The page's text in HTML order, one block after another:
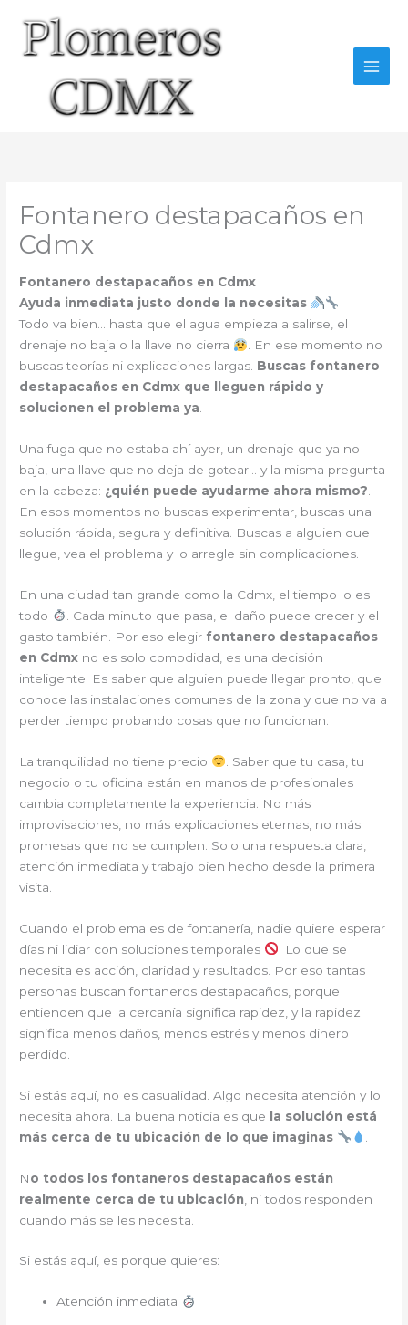
contenido
Fontanero destapacaños en
Cdmx
Fontanero destapacaños en Cdmx
Ayuda inmediata justo donde la necesitas
Todo va bien… hasta que el agua empieza a salirse, el
drenaje no baja o la llave no cierra
. En ese momento no
buscas teorías ni explicaciones largas. Buscas fontanero
destapacaños en Cdmx que lleguen rápido y
solucionen el problema ya.
Una fuga que no estaba ahí ayer, un drenaje que ya no
baja, una llave que no deja de gotear… y la misma pregunta
en la cabeza: ¿quién puede ayudarme ahora mismo?
En esos momentos no buscas experimentar, buscas una
solución rápida, segura y definitiva. Buscas a alguien que
llegue, vea el problema y lo arregle sin complicaciones.
En una ciudad tan grande como la Cdmx, el tiempo lo es
todo
. Cada minuto que pasa, el daño puede crecer y el
gasto también. Por eso elegir fontanero destapacaños
en Cdmx no es solo comodidad, es una decisión
inteligente. Es saber que alguien puede llegar pronto, que
conoce las instalaciones comunes de la zona y que no va a
perder tiempo probando cosas que no funcionan.
La tranquilidad no tiene precio
. Saber que tu casa, tu
negocio o tu oficina están en manos de profesionales
cambia completamente la experiencia. No más
improvisaciones, no más explicaciones eternas, no más
promesas que no se cumplen. Solo una respuesta clara,
atención inmediata y trabajo bien hecho desde la primera
visita.
Cuando el problema es de fontanería, nadie quiere esperar
días ni lidiar con soluciones temporales
. Lo que se
necesita es acción, claridad y resultados. Por eso tantas
personas buscan fontaneros destapacaños, porque
entienden que la cercanía significa rapidez, y la rapidez
significa menos daños, menos estrés y menos dinero
perdido.
Si estás aquí, no es casualidad. Algo necesita atención y lo
necesita ahora. La buena noticia es que
la solución está
más cerca de tu ubicación de lo que imaginas
No todos los fontaneros destapacaños están
realmente cerca de tu ubicación , ni todos responden
cuando más se les necesita.
Si estás aquí, es porque quieres:
Atención inmediata